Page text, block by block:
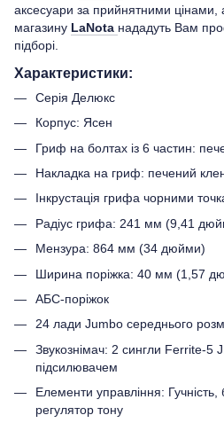
аксесуари за прийнятними цінами,
магазину LaNota нададуть Вам
підборі.
Характеристики:
Серія Делюкс
Корпус: Ясен
Гриф на болтах із 6 частин:
Накладка на гриф: печений
Інкрустація грифа чорними
Радіус грифа: 241 мм (9,41
Мензура: 864 мм (34 дюйми)
Ширина поріжка: 40 мм (1,57
АБС-поріжок
24 лади Jumbo середнього
Звукознімач: 2 сингли Ferrite-5
підсилювачем
Елементи управління:
регулятор тону